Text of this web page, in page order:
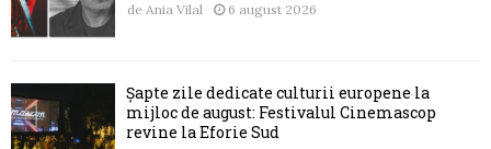
de Ania Vilal 6 august 2026
Șapte zile dedicate culturii europene la
mijloc de august: Festivalul Cinemascop
revine la Eforie Sud